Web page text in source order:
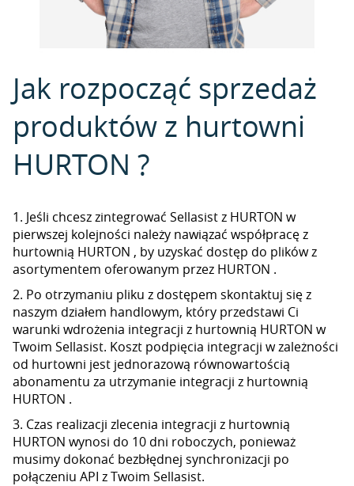
Jak rozpocząć sprzedaż
produktów z hurtowni
HURTON ?
1. Jeśli chcesz zintegrować Sellasist z HURTON w
pierwszej kolejności należy nawiązać współpracę z
hurtownią HURTON , by uzyskać dostęp do plików z
asortymentem oferowanym przez HURTON .
2. Po otrzymaniu pliku z dostępem skontaktuj się z
naszym działem handlowym, który przedstawi Ci
warunki wdrożenia integracji z hurtownią HURTON w
Twoim Sellasist. Koszt podpięcia integracji w zależności
od hurtowni jest jednorazową równowartością
abonamentu za utrzymanie integracji z hurtownią
HURTON .
3. Czas realizacji zlecenia integracji z hurtownią
HURTON wynosi do 10 dni roboczych, ponieważ
musimy dokonać bezbłędnej synchronizacji po
połączeniu API z Twoim Sellasist.